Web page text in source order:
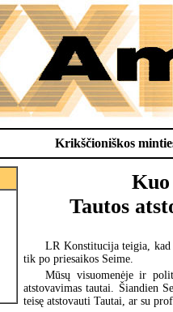
Krikščioniškos
Kuo
Tautos
LR Konstitucija teigia, kad
tik po priesaikos Seime.
Mūsų visuomenėje ir
atstovavimas tautai. Šiandien
teisę atstovauti Tautai, ar su